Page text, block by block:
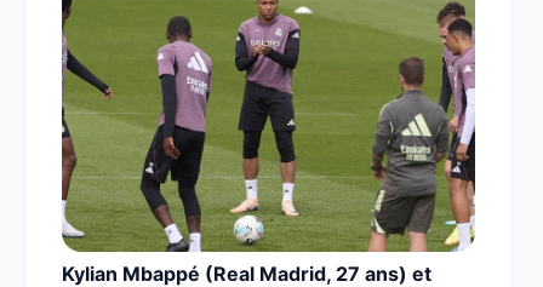
Kylian Mbappé (Real Madrid, 27 ans) et